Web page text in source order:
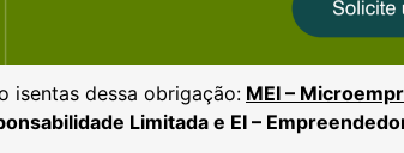
isentas dessa obrigação: MEI –
Limitada e EI –